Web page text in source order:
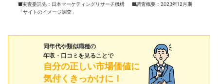
■実査委託先：日本マーケティングリサーチ機構 ■調査概要：2023年12月期
「サイトのイメージ調査」
同年代や類似職種の
年収・口コミを見ることで
自分の正しい市場価値に
気付くきっかけに！